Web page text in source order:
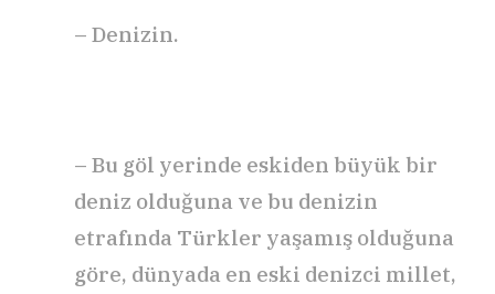
– Denizin.
– Bu göl yerinde eskiden büyük bir
deniz olduğuna ve bu denizin
etrafında Türkler yaşamış olduğuna
göre, dünyada en eski denizci millet,